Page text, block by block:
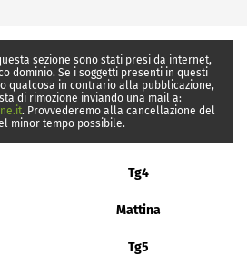
sezione sono stati presi da internet,
dominio. Se i soggetti presenti in questi
qualcosa in contrario alla pubblicazione,
di rimozione inviando una mail a:
. Provvederemo alla cancellazione del
minor tempo possibile.
Tg4
Mattina
Tg5